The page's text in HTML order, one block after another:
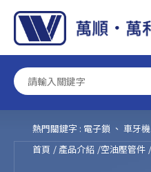
首頁 產品介紹 空油壓管件
熱門關鍵字 : 電子鎖 、車牙機
Cookie管理面板